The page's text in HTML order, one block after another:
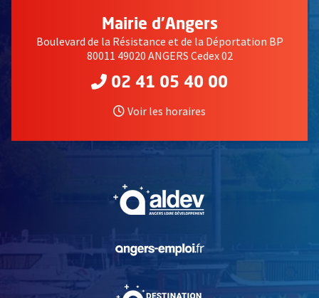
Mairie d'Angers
Boulevard de la Résistance et de la Déportation BP
80011 49020 ANGERS Cedex 02
02 41 05 40 00
Voir les horaires
, Ouvre une nouvelle